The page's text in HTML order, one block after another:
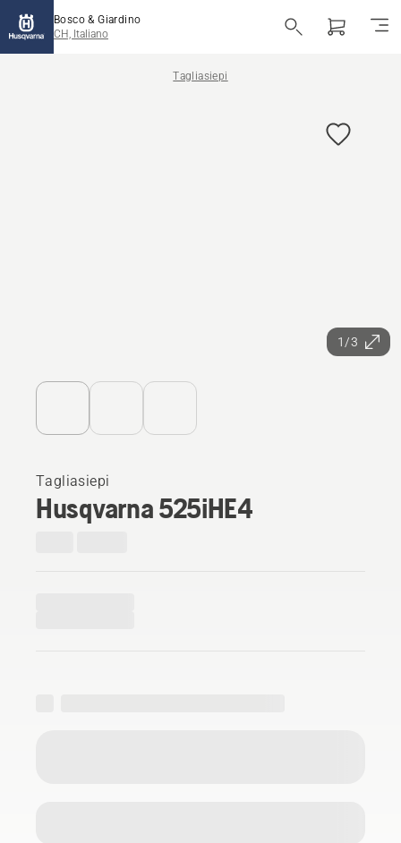
Bosco & Giardino
CH, Italiano
Tagliasiepi
1/3
Tagliasiepi
Husqvarna 525iHE4